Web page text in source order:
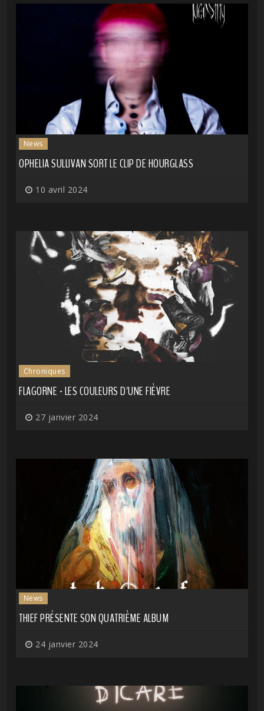
News
OPHELIA SULLIVAN SORT LE CLIP DE HOURGLASS
10 avril 2024
Chroniques
FLAGORNE - LES COULEURS D'UNE FIÈVRE
27 janvier 2024
News
THIEF PRÉSENTE SON QUATRIÈME ALBUM
24 janvier 2024